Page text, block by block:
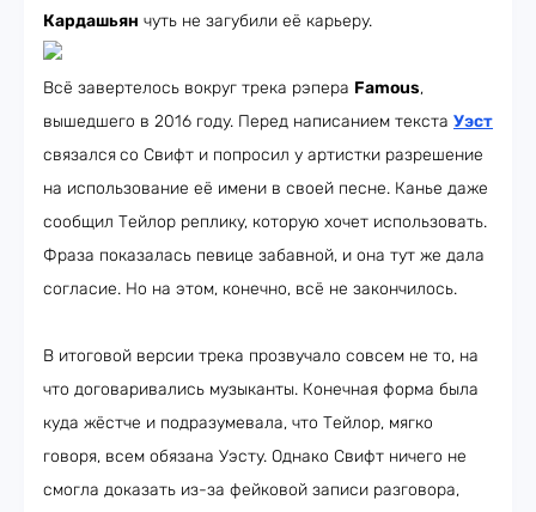
Кардашьян чуть не загубили её карьеру.
Всё завертелось вокруг трека рэпера Famous,
вышедшего в 2016 году. Перед написанием текста Уэст
связалсясо Свифт и попросил у артистки разрешение
на использование её имени в своей песне. Канье даже
сообщил Тейлор реплику, которую хочет использовать.
Фраза показалась певице забавной, и она тут же дала
согласие. Но на этом, конечно, всё не закончилось.
В итоговой версии трека прозвучало совсем не то, на
что договаривались музыканты. Конечная форма была
куда жёстче и подразумевала, что Тейлор, мягко
говоря, всем обязана Уэсту. Однако Свифт ничего не
смогла доказать из-за фейковой записи разговора,